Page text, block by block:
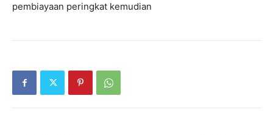
pembiayaan peringkat kemudian